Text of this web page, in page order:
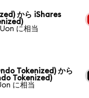
から iShares
に相当
Tokenized) から
Tokenized)
に相当